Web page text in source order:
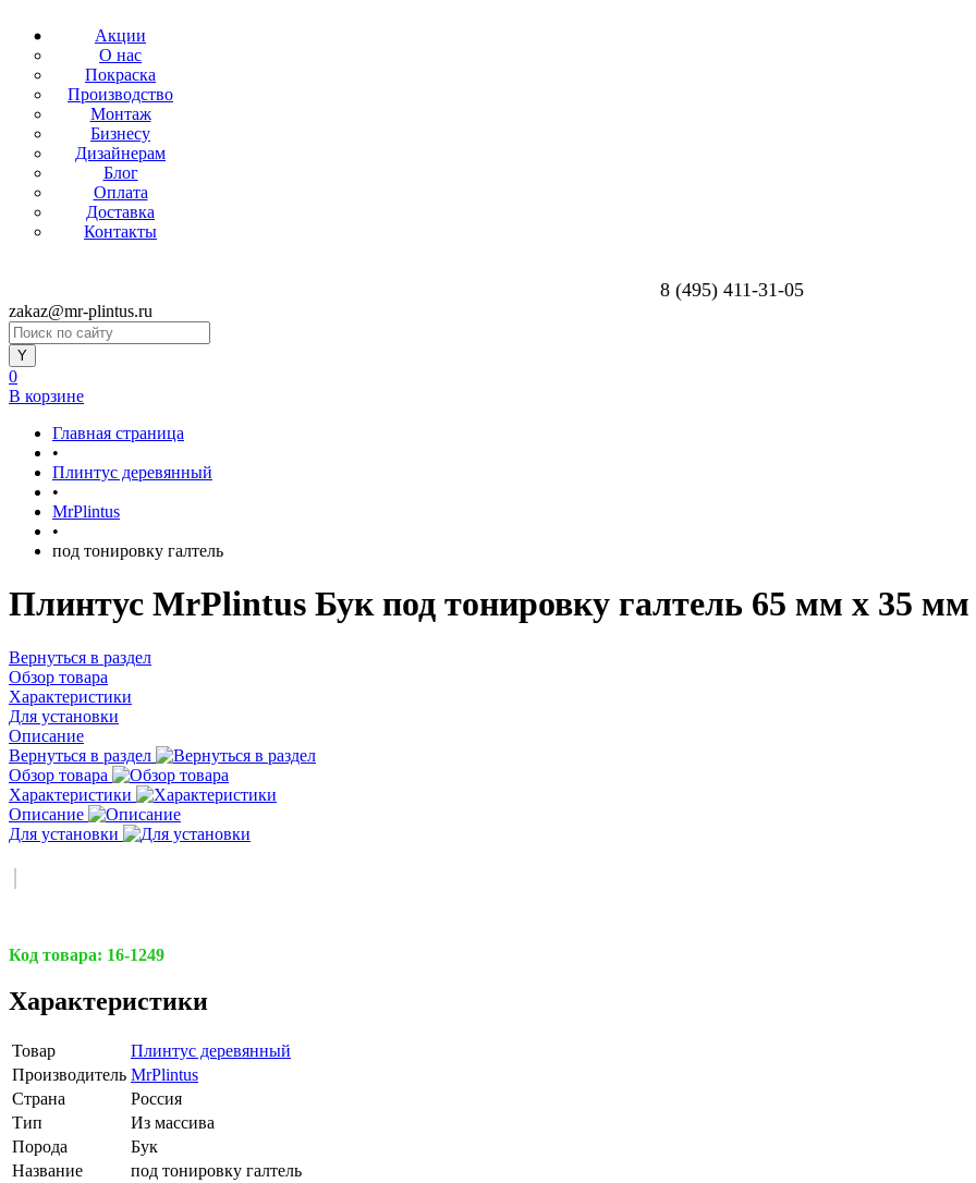
Акции
О нас
Покраска
Производство
Монтаж
Бизнесу
Дизайнерам
Блог
Оплата
Доставка
Контакты
8 (495) 411-31-05
zakaz@mr-plintus.ru
0
В корзине
Главная страница
•
Плинтус деревянный
•
MrPlintus
•
под тонировку галтель
Плинтус MrPlintus Бук под тонировку галтель 65 мм х 35
Вернуться в раздел
Обзор товара
Характеристики
Для установки
Описание
Вернуться в раздел
Обзор товара
Характеристики
Описание
Для установки
Код товара: 16-1249
Характеристики
Товар
Плинтус деревянный
Производитель MrPlintus
Страна
Россия
Тип
Из массива
Порода
Бук
Название
под тонировку галтель